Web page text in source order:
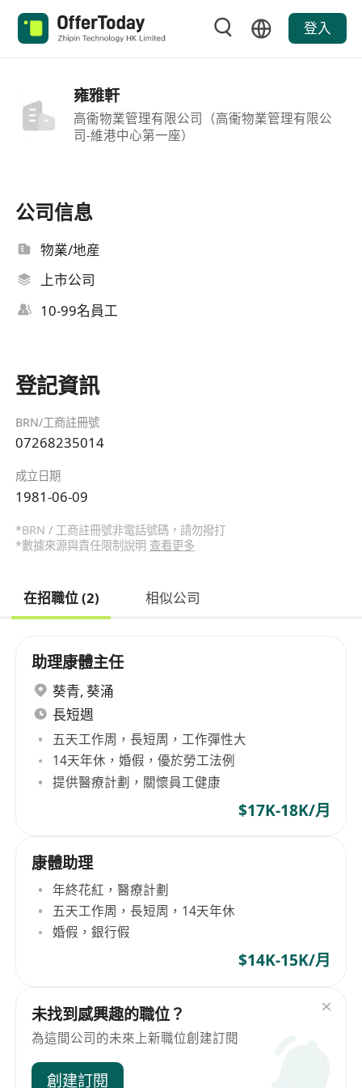
登入
雍雅軒
高衞物業管理有限公司（高衞物業管理有限公
司-維港中心第一座）
公司信息
物業/地産
上市公司
10-99名員工
登記資訊
BRN/工商註冊號
07268235014
成立日期
1981-06-09
*BRN / 工商註冊號非電話號碼，請勿撥打
*數據來源與責任限制說明 查看更多
在招職位 (2) 相似公司
助理康體主任
葵青, 葵涌
長短週
五天工作周，長短周，工作彈性大
14天年休，婚假，優於勞工法例
提供醫療計劃，關懷員工健康
$17K-18K/月
康體助理
年終花紅，醫療計劃
五天工作周，長短周，14天年休
婚假，銀行假
$14K-15K/月
未找到感興趣的職位？
為這間公司的未來上新職位創建訂閱
創建訂閱